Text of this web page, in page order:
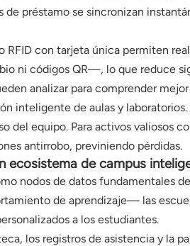
préstamo se sincronizan
RFID con tarjeta única permiten
ni códigos QR—, lo que reduce
analizar para comprender
inteligente de aulas y
del equipo. Para activos
antirrobo, previniendo pérdidas.
ecosistema de campus
nodos de datos fundamentales
de aprendizaje— las
a los estudiantes.
los registros de asistencia y la